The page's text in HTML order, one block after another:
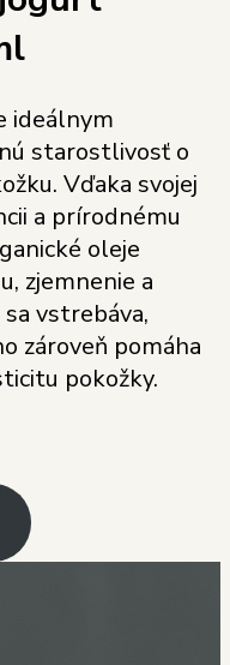
ideálnym
starostlivosť o
Vďaka svojej
a prírodnému
oleje
zjemnenie a
vstrebáva,
zároveň pomáha
pokožky.